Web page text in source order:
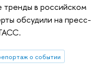
тренды в российском
обсудили на пресс-
о событии